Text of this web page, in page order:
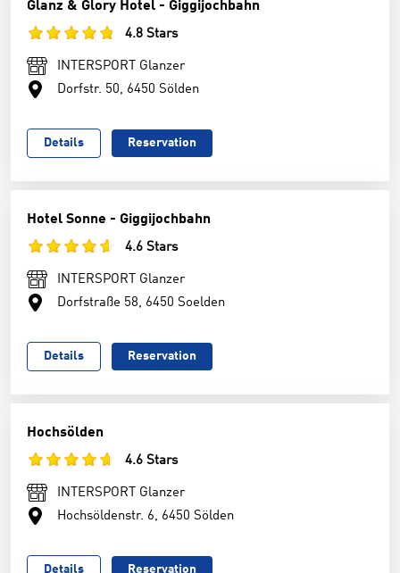
Glanz & Glory Hotel - Giggijochbahn
4.8 Stars
INTERSPORT Glanzer
Dorfstr. 50, 6450 Sölden
Details Reservation
Hotel Sonne - Giggijochbahn
4.6 Stars
INTERSPORT Glanzer
Dorfstraße 58, 6450 Soelden
Details Reservation
Hochsölden
4.6 Stars
INTERSPORT Glanzer
Hochsöldenstr. 6, 6450 Sölden
Details Reservation